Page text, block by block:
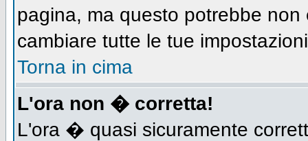
pagina, ma questo potrebbe
cambiare tutte le tue
Torna in cima
L'ora non � corretta!
L'ora � quasi sicuramente